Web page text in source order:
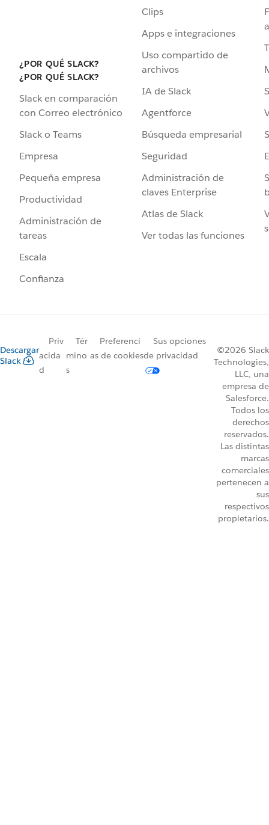
¿POR QUÉ SLACK?
¿POR QUÉ SLACK?
Slack en comparación
con Correo electrónico
Slack o Teams
Empresa
Pequeña empresa
Productividad
Administración de
tareas
Escala
Confianza
Clips
Apps e integraciones
Uso compartido de
archivos
IA de Slack
Agentforce
Búsqueda empresarial
Seguridad
Administración de
claves Enterprise
Atlas de Slack
Ver todas las funciones
Descargar
Slack
Priv
acida
d
Tér
mino
s
Preferenci
as de cookies
Sus opciones
de privacidad
©2026 Slack
Technologies,
LLC, una
empresa de
Salesforce.
Todos los
derechos
reservados.
Las distintas
marcas
comerciales
pertenecen a
sus
respectivos
propietarios.